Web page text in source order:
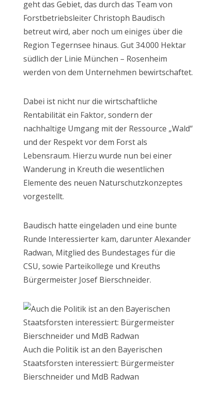
geht das Gebiet, das durch das Team von
Forstbetriebsleiter Christoph Baudisch
betreut wird, aber noch um einiges über die
Region Tegernsee hinaus. Gut 34.000 Hektar
südlich der Linie München – Rosenheim
werden von dem Unternehmen bewirtschaftet.
Dabei ist nicht nur die wirtschaftliche
Rentabilität ein Faktor, sondern der
nachhaltige Umgang mit der Ressource „Wald“
und der Respekt vor dem Forst als
Lebensraum. Hierzu wurde nun bei einer
Wanderung in Kreuth die wesentlichen
Elemente des neuen Naturschutzkonzeptes
vorgestellt.
Baudisch hatte eingeladen und eine bunte
Runde Interessierter kam, darunter Alexander
Radwan, Mitglied des Bundestages für die
CSU, sowie Parteikollege und Kreuths
Bürgermeister Josef Bierschneider.
Auch die Politik ist an den Bayerischen
Staatsforsten interessiert: Bürgermeister
Bierschneider und MdB Radwan